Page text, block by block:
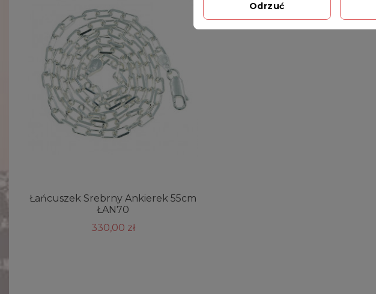
Łańcuszek Srebrny Ankierek 55cm
ŁAN70
330,00 zł
Odrzuć